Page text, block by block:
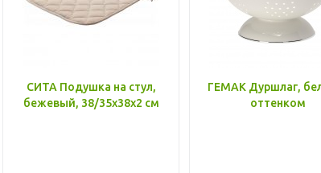
СИТА Подушка на стул,
бежевый, 38/35x38x2 см
ГЕМАК Дуршлаг,
оттенком